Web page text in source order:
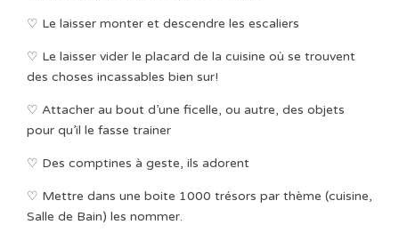
♡ Le laisser monter et descendre les escaliers
♡ Le laisser vider le placard de la cuisine où se trouvent
des choses incassables bien sur!
♡ Attacher au bout d’une ficelle, ou autre, des objets
pour qu’il le fasse trainer
♡ Des comptines à geste, ils adorent
♡ Mettre dans une boite 1000 trésors par thème (cuisine,
Salle de Bain) les nommer.